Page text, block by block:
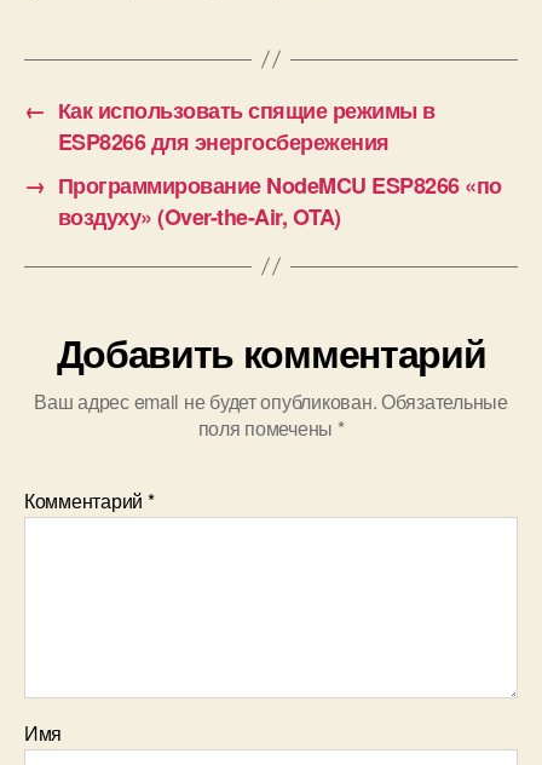
к
← Как использовать спящие режимы в
ESP8266 для энергосбережения
→ Программирование NodeMCU ESP8266 «по
воздуху» (Over-the-Air, OTA)
Добавить комментарий
Ваш адрес email не будет опубликован.Обязательные
поля помечены *
Комментарий *
Имя